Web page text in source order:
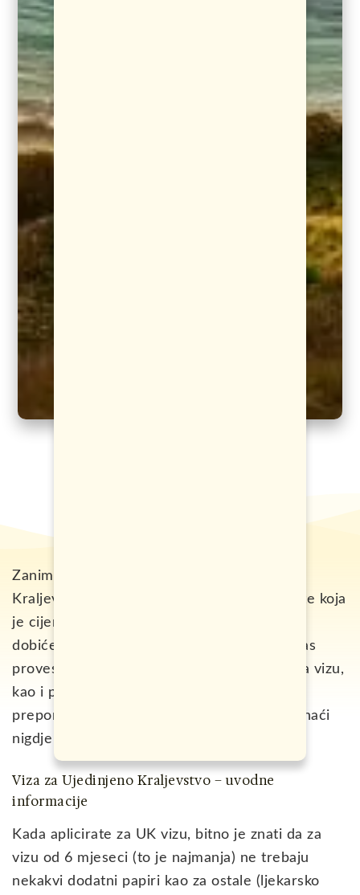
Zanimate kako se dobija viza za Ujedinjeno
Kraljevstvo? Koji dokumenti su neophodni, te koja
je cijena vize? U naredne
dobićete korak po korak uputstvo koje će vas
provesti kroz čitav ovaj proces apliciranja za vizu,
kao i provjerene savjete iz prve ruke, sa
preporukama i sugestijama koje nećete pronaći
nigdje drugo na internetu.
Viza za Ujedinjeno Kraljevstvo – uvodne
informacije
Kada aplicirate za UK vizu, bitno je znati da za
vizu od 6 mjeseci (to je najmanja) ne trebaju
nekakvi dodatni papiri kao za ostale (ljekarsko